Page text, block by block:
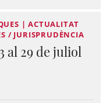
| ACTUALITAT
/ JURISPRUDÈNCIA
al 29 de juliol